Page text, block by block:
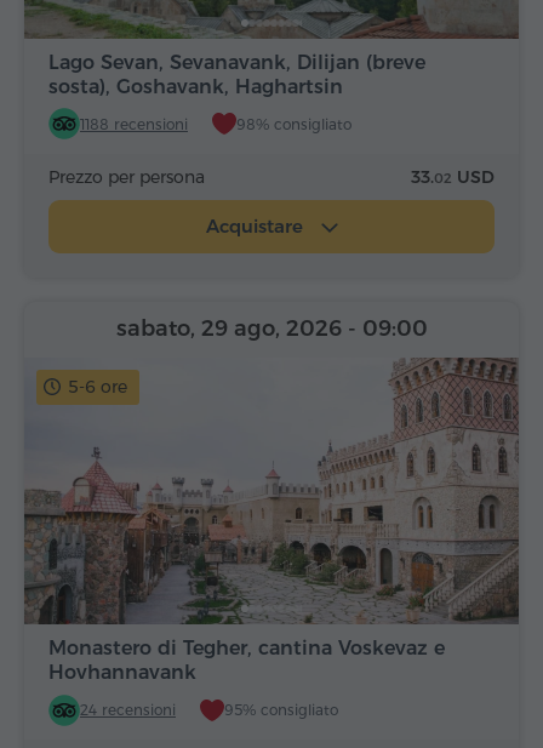
Lago Sevan, Sevanavank, Dilijan (breve
sosta), Goshavank, Haghartsin
1188 recensioni 98% consigliato
Prezzo per persona 33.02 USD
Acquistare
5-6 ore
Monastero di Tegher, cantina Voskevaz e
Hovhannavank
24 recensioni 95% consigliato
sabato, 29 ago, 2026 - 09:00